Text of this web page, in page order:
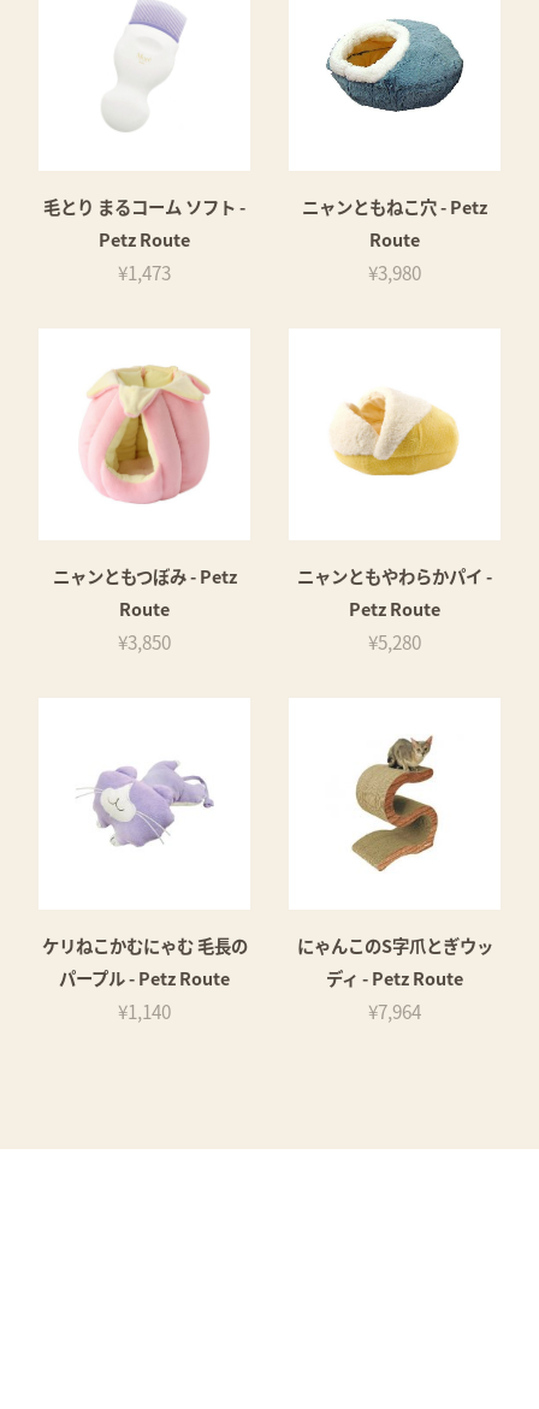
毛とり まるコーム ソフト -
Petz Route
¥1,473
ニャンともねこ穴 - Petz
Route
¥3,980
ニャンともつぼみ - Petz
Route
¥3,850
ニャンともやわらかパイ -
Petz Route
¥5,280
ケリねこかむにゃむ 毛長の
パープル - Petz Route
¥1,140
にゃんこのS字爪とぎウッ
ディ - Petz Route
¥7,964